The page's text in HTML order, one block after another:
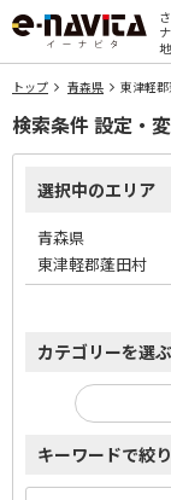
トップ 青森県 東津軽
検索条件 設定・
選択中のエリア
青森県
東津軽郡蓬田村
カテゴリーを選ぶ
キーワードで絞